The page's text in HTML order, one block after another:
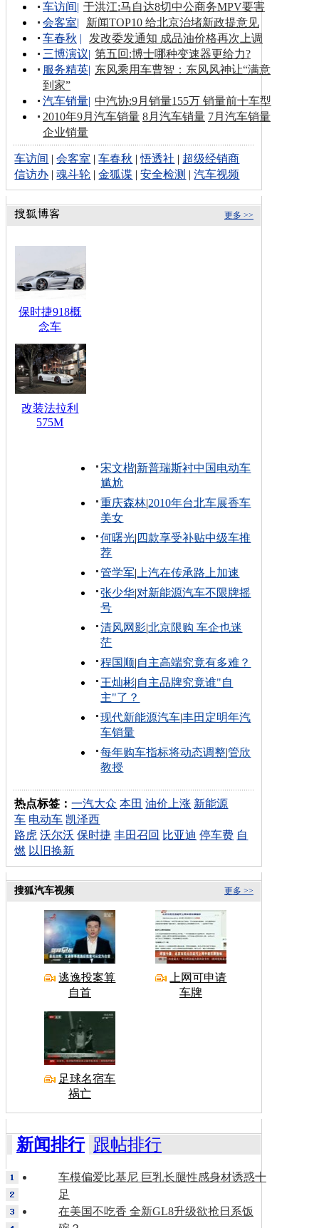
车访间| 于洪江:马自达8切中公商务MPV要害
会客室|
新闻TOP10 给北京治堵新政提意见
车春秋 |
发改委发通知 成品油价格再次上调
三博演议| 第五回:博士哪种变速器更给力?
服务精英| 东风乘用车曹智：东风风神让“满意
到家”
汽车销量| 中汽协:9月销量155万 销量前十车型
2010年9月汽车销量 8月汽车销量 7月汽车销量
企业销量
车访间 |会客室 |车春秋 |悟透社 | 超级经销商
信访办 |魂斗轮 |金狐谍 |安全检测 |汽车视频
更多 >>
保时捷918概
念车
改装法拉利
575M
宋文楷|新普瑞斯衬中国电动车
尴尬
重庆森林|2010年台北车展香车
美女
何曙光| 四款享受补贴中级车推
荐
管学军| 上汽在传承路上加速
张少华|对新能源汽车不限牌摇
号
清风网影|北京限购 车企也迷
茫
程国顺|自主高端究竟有多难？
王灿彬|自主品牌究竟谁"自
主"了？
现代新能源汽车|丰田定明年汽
车销量
每年购车指标将动态调整|管欣
教授
热点标签：一汽大众 本田 油价上涨 新能源
车 电动车 凯泽西
路虎 沃尔沃 保时捷 丰田召回 比亚迪 停车费 自
燃 以旧换新
更多 >>
搜狐汽车视频
逃逸投案算
自首
上网可申请
车牌
足球名宿车
祸亡
新闻排行 跟帖排行
车模偏爱比基尼 巨乳长腿性感身材诱惑十
足
在美国不吃香 全新GL8升级欲抢日系饭